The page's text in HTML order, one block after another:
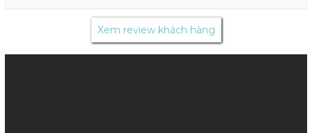
Xem review khách hàng